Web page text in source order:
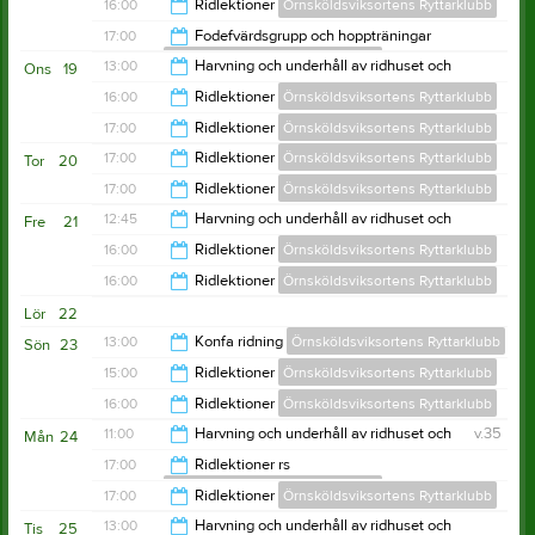
Örnsköldsviksortens Ryttarklubb
14:00
16:00 Ridlektioner Örnsköldsviksortens Ryttarklubb
21:00
17:00
Fodefvärdsgrupp och hoppträningar
Örnsköldsviksortens Ryttarklubb
22:00
19
Ons 13:00
Harvning och underhåll av ridhuset och
utebanor sommartid
Örnsköldsviksortens Ryttarklubb
14:00
16:00 Ridlektioner Örnsköldsviksortens Ryttarklubb
20:00
17:00 Ridlektioner Örnsköldsviksortens Ryttarklubb
21:00
20
Tor 17:00 Ridlektioner Örnsköldsviksortens Ryttarklubb
21:00
17:00 Ridlektioner Örnsköldsviksortens Ryttarklubb
21:00
21
Fre 12:45
Harvning och underhåll av ridhuset och
utebanor sommartid
Örnsköldsviksortens Ryttarklubb
13:45
16:00 Ridlektioner Örnsköldsviksortens Ryttarklubb
16:00 Ridlektioner Örnsköldsviksortens Ryttarklubb
19:00
22
Lör
23
Sön 13:00 Konfa ridning Örnsköldsviksortens Ryttarklubb
15:00
15:00 Ridlektioner Örnsköldsviksortens Ryttarklubb
20:00
16:00 Ridlektioner Örnsköldsviksortens Ryttarklubb
20:00
24
Mån v.35
11:00
Harvning och underhåll av ridhuset och
utebanor sommartid
Örnsköldsviksortens Ryttarklubb
12:00
17:00
Ridlektioner rs
Örnsköldsviksortens Ryttarklubb
20:00
17:00 Ridlektioner Örnsköldsviksortens Ryttarklubb
25
Tis 13:00
Harvning och underhåll av ridhuset och